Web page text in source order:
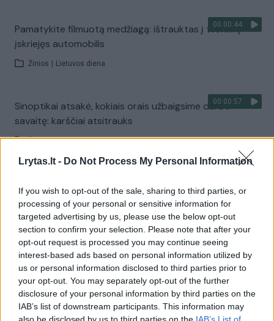
Lrytas.lt - Do Not Process My Personal Information
If you wish to opt-out of the sale, sharing to third parties, or
processing of your personal or sensitive information for
targeted advertising by us, please use the below opt-out
section to confirm your selection. Please note that after your
opt-out request is processed you may continue seeing
interest-based ads based on personal information utilized by
us or personal information disclosed to third parties prior to
your opt-out. You may separately opt-out of the further
disclosure of your personal information by third parties on the
IAB’s list of downstream participants. This information may
00:00:44
Pamatykite filmuotą medžiagą: ištrauktas į tvenkinį
įskriejęs automobilis
Žinios Lietuvos diena
00:00:57
Sinoptikai atsakė, kokiais orais užbaigsime darbo
savaitę: karščiai atsitrauks
Žinios | Orai
Žiūrimiausi įrašai
00:00:30
Vaizdai iš tragiškos avarijos Vilniaus r.: dviejų moterų ir
vaiko gyvybių išgelbėti nepavyko
Žinios | Lietuvos diena